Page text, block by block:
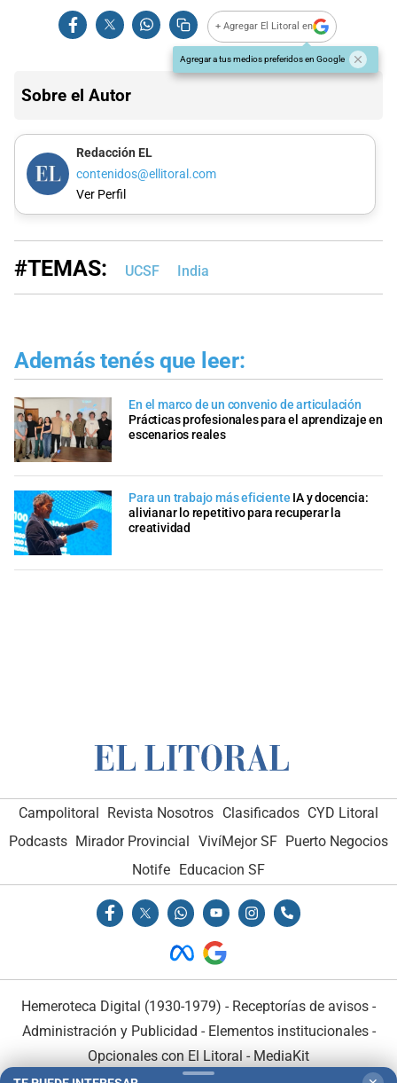
+ Agregar El Litoral en
Agregar a tus medios preferidos en Google
Sobre el Autor
Redacción EL
contenidos@ellitoral.com
Ver Perfil
#TEMAS: UCSF India
Además tenés que leer:
En el marco de un convenio de articulación
Prácticas profesionales para el aprendizaje en
escenarios reales
Para un trabajo más eficiente IA y docencia:
alivianar lo repetitivo para recuperar la
creatividad
Campolitoral Revista Nosotros Clasificados CYD Litoral
Podcasts Mirador Provincial VivíMejor SF Puerto Negocios
Notife
Educacion SF
Hemeroteca Digital (1930-1979) - Receptorías de avisos -
Administración y Publicidad - Elementos institucionales-
Opcionales con El Litoral - MediaKit